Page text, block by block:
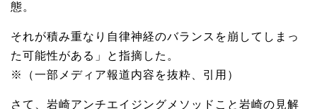
態。
それが積み重なり自律神経のバランスを崩してしまっ
た可能性がある」と指摘した。
※（一部メディア報道内容を抜粋、引用）
さて、岩崎アンチエイジングメソッドこと岩崎の見解